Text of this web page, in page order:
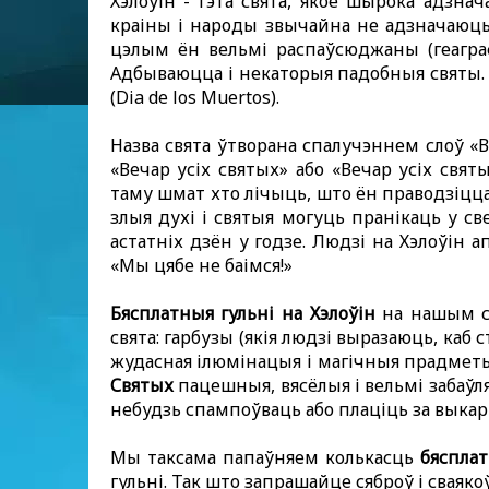
краіны і народы звычайна не
цэлым ён вельмі распаўсюджаны
Адбываюцца і некаторыя падобныя
(Dia de los Muertos).
Назва свята ўтворана спалучэннем слоў
«Вечар усіх святых» або «Вечар усіх
таму шмат хто лічыць, што ён
злыя духі і святыя могуць пранікаць у
астатніх дзён у годзе. Людзі на
«Мы цябе не баімся!»
Бясплатныя гульні на Хэлоўін на нашым
свята: гарбузы (якія людзі выразаюць,
жудасная ілюмінацыя і магічныя
Святыхпацешныя, вясёлыя і вельмі
небудзь спампоўваць або плаціць за
Мы таксама папаўняем колькасць
гульні. Так што запрашайце сяброў і